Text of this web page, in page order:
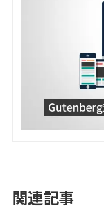
関連記事